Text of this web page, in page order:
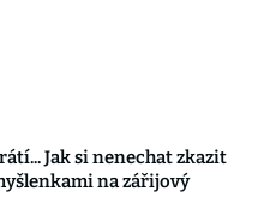
Jak si nenechat zkazit
na zářijový